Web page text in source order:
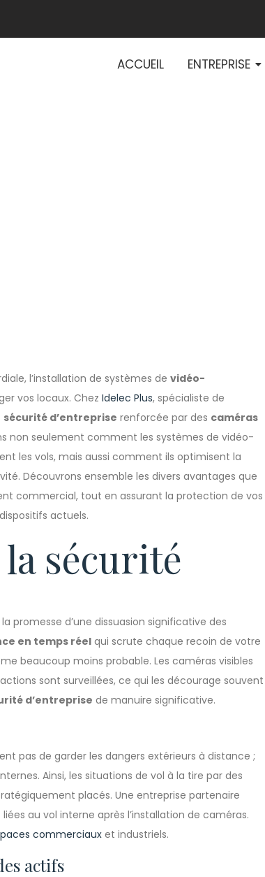
ACCUEIL ENTREPRISE
l’installation de systèmes de vidéo-
vos locaux. Chez Idelec Plus, spécialiste de
sécurité d’entreprise renforcée par des caméras
non seulement comment les systèmes de vidéo-
les vols, mais aussi comment ils optimisent la
Découvrons ensemble les divers avantages que
commercial, tout en assurant la protection de vos
actuels.
sécurité
promesse d’une dissuasion significative des
en temps réel qui scrute chaque recoin de votre
beaucoup moins probable. Les caméras visibles
sont surveillées, ce qui les décourage souvent
d’entreprise de manuire significative.
pas de garder les dangers extérieurs à distance ;
Ainsi, les situations de vol à la tire par des
placés. Une entreprise partenaire
au vol interne après l’installation de caméras.
commerciaux et industriels.
actifs